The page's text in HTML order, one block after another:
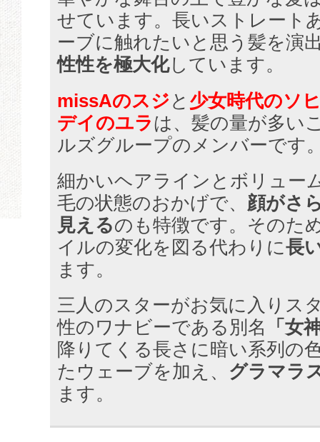
せています。長いストレート
ーブに触れたいと思う髪を演
性性を極大化しています。
missAのスジと 少女時代のソ
デイのユラは、髪の量が多い
ルズグループのメンバーです
細かいヘアラインとボリュー
毛の状態のおかげで、 顔がさ
見えるのも特徴です。そのた
イルの変化を図る代わりに長
ます。
三人のスターがお気に入りス
性のワナビーである別名
「女
降りてくる長さに暗い系列の
たウェーブを加え、 グラマラ
ます。